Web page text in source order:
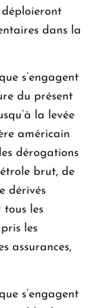
déploieront
dans la
s’engagent
du présent
la levée
américain
dérogations
brut, de
dérivés
tous les
les
assurances,
s’engagent